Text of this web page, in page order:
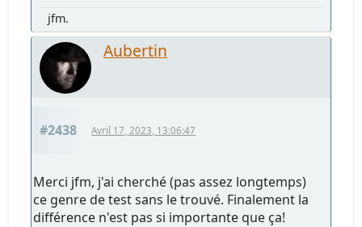
jfm.
Aubertin
#2438 Avril 17, 2023, 13:06:47
Merci jfm, j'ai cherché (pas assez longtemps)
ce genre de test sans le trouvé. Finalement la
différence n'est pas si importante que ça!